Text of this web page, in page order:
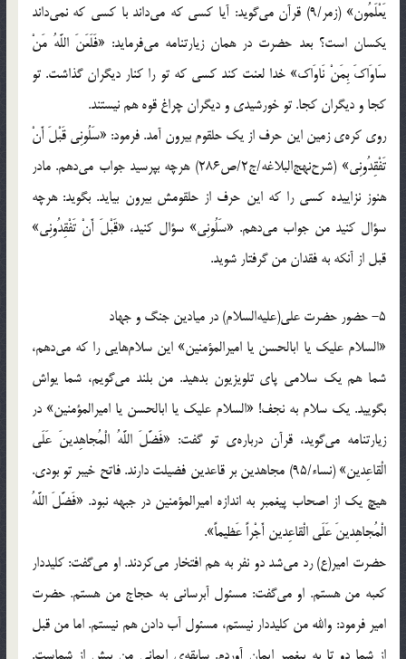
يَعْلَمُون» (زمر/9)‏ قرآن مي‌گويد: آيا كسي كه مي‌داند با كسي كه نمي‌داند
يكسان است؟ بعد حضرت در همان زيارتنامه مي‌فرمايد: «فَلَعَنَ اللَّهُ مَنْ
سَاوَاكَ بِمَنْ نَاوَاك‏» خدا لعنت كند كسي كه تو را كنار ديگران گذاشت. تو
كجا و ديگران كجا. تو خورشيدي و ديگران چراغ قوه هم نيستند.
روي كره‌ي زمين اين حرف از يك حلقوم بيرون آمد. فرمود: «سَلُونِي قَبْلَ أَنْ
تَفْقِدُونِي‏» (شرح‌نهج‌البلاغه/ج2/ص286) هرچه بپرسيد جواب مي‌دهم. مادر
هنوز نزاييده كسي را كه اين حرف از حلقومش بيرون بيايد. بگويد: هرچه
سؤال كنيد من جواب مي‌دهم. «سَلُونِي» سؤال كنيد، «قَبْلَ أَنْ تَفْقِدُونِي»
قبل از آنكه به فقدان من گرفتار شويد.
5- حضور حضرت علي(عليه‌السلام) در ميادين جنگ و جهاد
«السلام عليك يا ابالحسن يا اميرالمؤمنين» اين سلام‌هايي را كه مي‌دهم،
شما هم يك سلامي پاي تلويزيون بدهيد. من بلند مي‌گويم، شما يواش
بگوييد. يك سلام به نجف! «السلام عليك يا ابالحسن يا اميرالمؤمنين» در
زيارتنامه مي‌گويد، قرآن درباره‌ي تو گفت: «فَضَّلَ اللَّهُ الْمُجاهِدينَ عَلَى
الْقاعِدين‏» (نساء/95) مجاهدين بر قاعدين فضيلت دارند. ‏فاتح خيبر تو بودي.
هيچ يك از اصحاب پيغمبر به اندازه اميرالمؤمنين در جبهه نبود. «فَضَّلَ اللَّهُ
الْمُجاهِدينَ عَلَى الْقاعِدين‏ أَجْراً عَظيماً».
حضرت امير(ع) رد مي‌شد دو نفر به هم افتخار مي‌كردند. او مي‌گفت: كليددار
كعبه من هستم. او مي‌گفت: مسئول آبرساني به حجاج من هستم. حضرت
امير فرمود: والله من كليددار نيستم، مسئول آب دادن هم نيستم. اما من قبل